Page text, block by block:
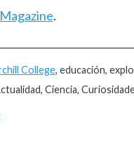
.
College, educación,
Ciencia,